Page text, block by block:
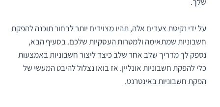
על ידי נקיטת צעדים אלה, תהיו מצוידים יותר לבחור תוכנה להפקת
חשבוניות שמתאימה ולמטרות העסקיות שלכם. בסעיף הבא,
נספק לך מדריך שלב אחר שלב כיצד ליצור חשבוניות באמצעות
כלי להפקת חשבוניות אונליין. אז בואו נצלול להיבט המעשי של
הפקת חשבוניות באינטרנט.